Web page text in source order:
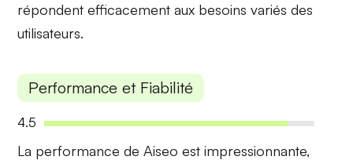
répondent efficacement aux besoins variés des
utilisateurs.
Performance et Fiabilité
4.5
La performance de Aiseo est impressionnante,